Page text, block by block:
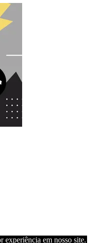
experiência em nosso site.